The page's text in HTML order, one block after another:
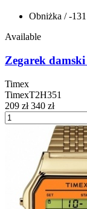
Obniżka / -131
Available
Zegarek
Timex
TimexT2H351
209 zł 340 zł